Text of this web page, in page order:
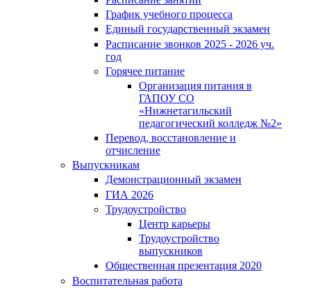
График учебного процесса
Единый государственный экзамен
Расписание звонков 2025 - 2026 уч.
год
Горячее питание
Организация питания в
ГАПОУ СО
«Нижнетагильский
педагогический колледж №2»
Перевод, восстановление и
отчисление
Выпускникам
Демонстрационный экзамен
ГИА 2026
Трудоустройство
Центр карьеры
Трудоустройство
выпускников
Общественная презентация 2020
Воспитательная работа